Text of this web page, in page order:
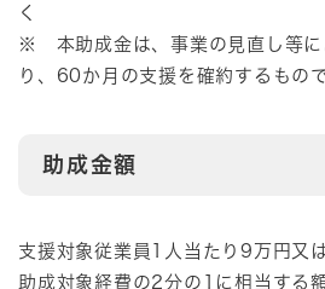
く
※ 本助成金は、事業の見直し等に
り、60か月の支援を確約するもの
助成金額
支援対象従業員1人当たり9万円又
助成対象経費の2分の1に相当する